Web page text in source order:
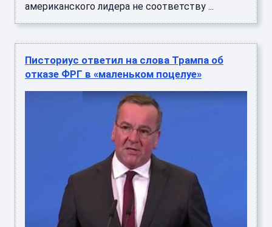
американского лидера не соответству ...
Писториус ответил на слова Трампа об
отказе ФРГ в «маленьком поцелуе»